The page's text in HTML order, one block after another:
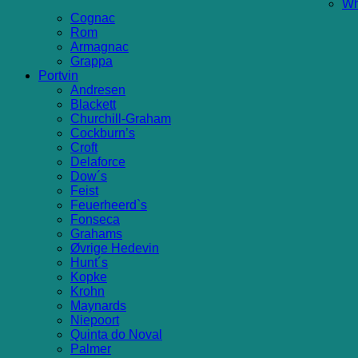
Cognac
Rom
Armagnac
Grappa
Portvin
Andresen
Blackett
Churchill-Graham
Cockburn’s
Croft
Delaforce
Dow´s
Feist
Feuerheerd`s
Fonseca
Grahams
Øvrige Hedevin
Hunt´s
Kopke
Krohn
Maynards
Niepoort
Quinta do Noval
Palmer